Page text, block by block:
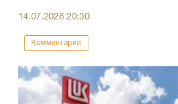
14.07.202620:30
Комментарии